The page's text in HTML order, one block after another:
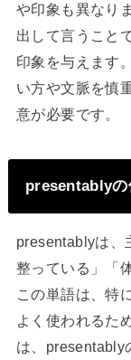
や印象も異なり
出して言うこと
印象を与えます
い方や文脈を慎
意が必要です。
presentablyの
presentablyは、
整っている」「
この単語は、特
よく使われるた
は、presentably